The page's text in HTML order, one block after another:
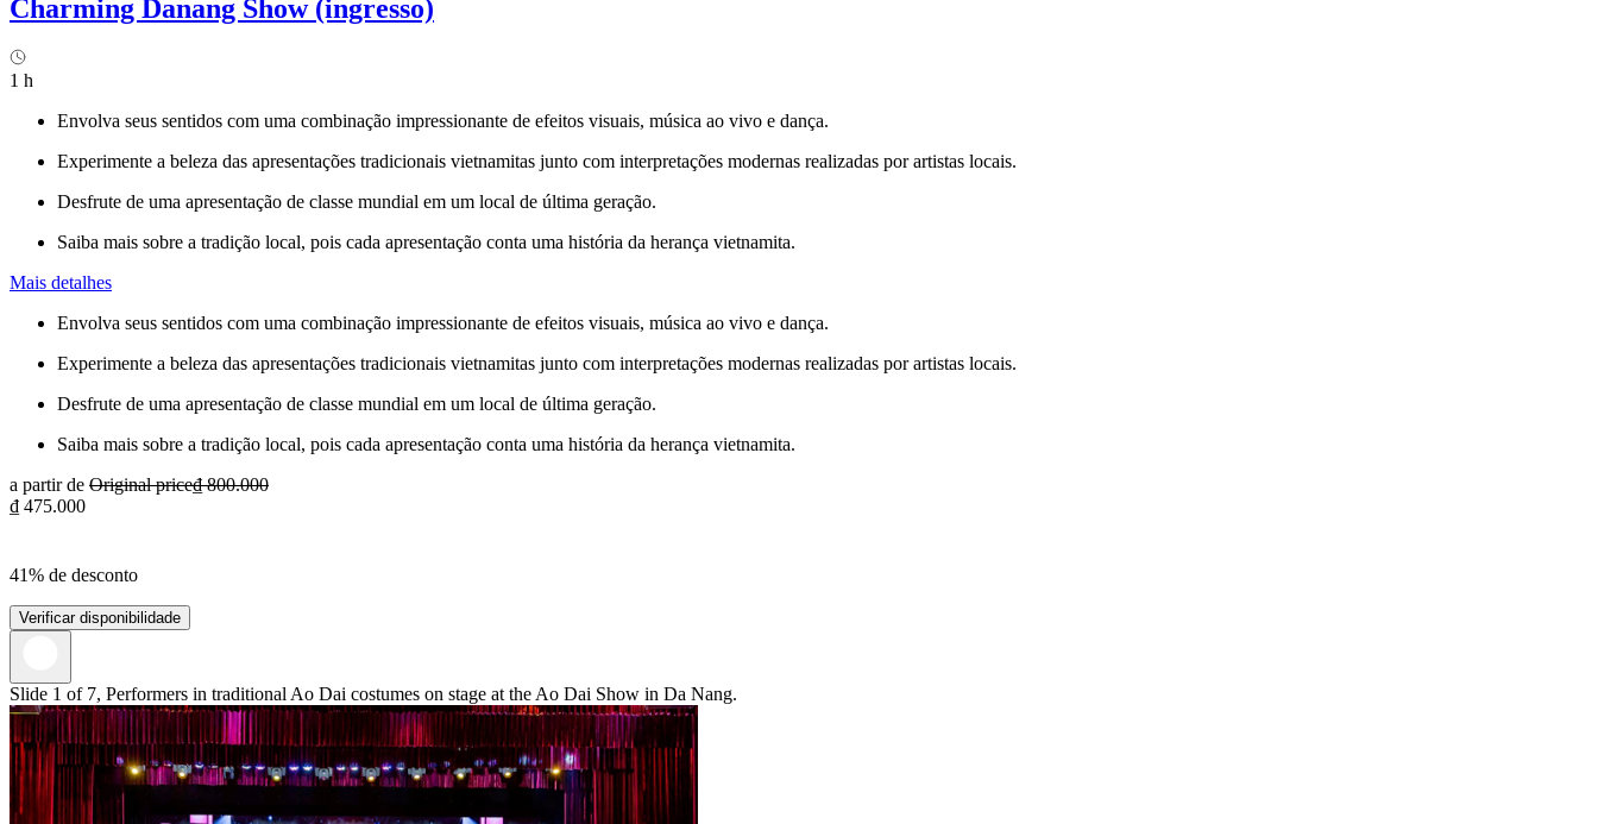
Charming Danang Show (ingresso)
1 h
Envolva seus sentidos com uma combinação impressionante de efeitos visuais, música ao vivo e dança.
Experimente a beleza das apresentações tradicionais vietnamitas junto com interpretações modernas realizadas por artistas locais.
Desfrute de uma apresentação de classe mundial em um local de última geração.
Saiba mais sobre a tradição local, pois cada apresentação conta uma história da herança vietnamita.
Mais detalhes
Envolva seus sentidos com uma combinação impressionante de efeitos visuais, música ao vivo e dança.
Experimente a beleza das apresentações tradicionais vietnamitas junto com interpretações modernas realizadas por artistas locais.
Desfrute de uma apresentação de classe mundial em um local de última geração.
Saiba mais sobre a tradição local, pois cada apresentação conta uma história da herança vietnamita.
a partir de Original price₫ 800.000
₫ 475.000
41% de desconto
Verificar disponibilidade
Slide 1 of 7, Performers in traditional Ao Dai costumes on stage at the Ao Dai Show in Da Nang.